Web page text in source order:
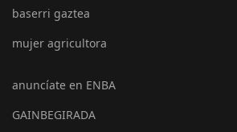
baserri gaztea
mujer agricultora
anuncíate en ENBA
GAINBEGIRADA